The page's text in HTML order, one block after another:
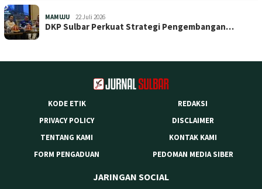
MAMUJU 22 Juli 2026
DKP Sulbar Perkuat Strategi Pengembangan…
KODE ETIK
REDAKSI
PRIVACY POLICY
DISCLAIMER
TENTANG KAMI
KONTAK KAMI
FORM PENGADUAN
PEDOMAN MEDIA SIBER
JARINGAN SOCIAL